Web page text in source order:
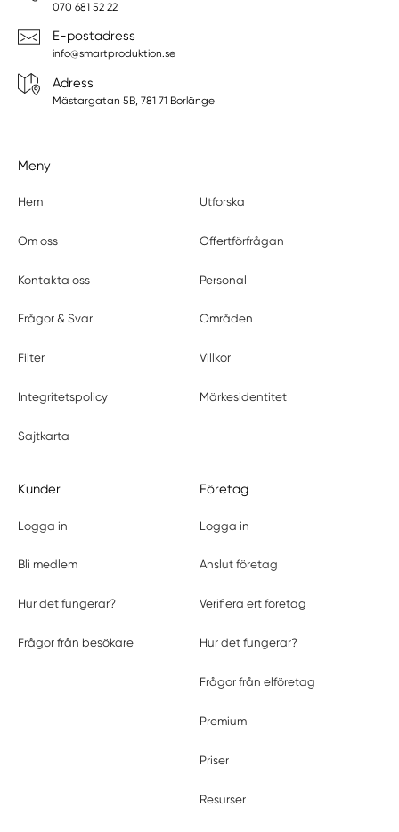
070 681 52 22
E-postadress
info@smartproduktion.se
Adress
Mästargatan 5B, 781 71 Borlänge
Meny
Hem Utforska
Om oss Offertförfrågan
Kontakta oss Personal
Frågor & Svar Områden
Filter Villkor
Integritetspolicy Märkesidentitet
Sajtkarta
Kunder
Logga in
Bli medlem
Hur det fungerar?
Frågor från besökare
Företag
Logga in
Anslut företag
Verifiera ert företag
Hur det fungerar?
Frågor från elföretag
Premium
Priser
Resurser